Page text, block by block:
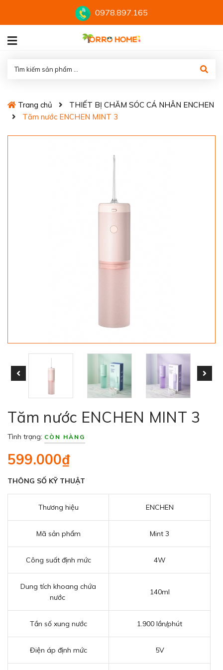
0978.897.165
Trang chủ
THIẾT BỊ CHĂM SÓC CÁ NHÂN ENCHEN
Tăm nước ENCHEN MINT 3
Tăm nước ENCHEN MINT 3
Tình trạng: CÒN HÀNG
599.000₫
THÔNG SỐ KỸ THUẬT
Thương hiệu ENCHEN
Mã sản phẩm Mint 3
Công suất định mức 4W
Dung tích khoang chứa
nước
140ml
Tần số xung nước 1.900 lần/phút
Điện áp định mức 5V